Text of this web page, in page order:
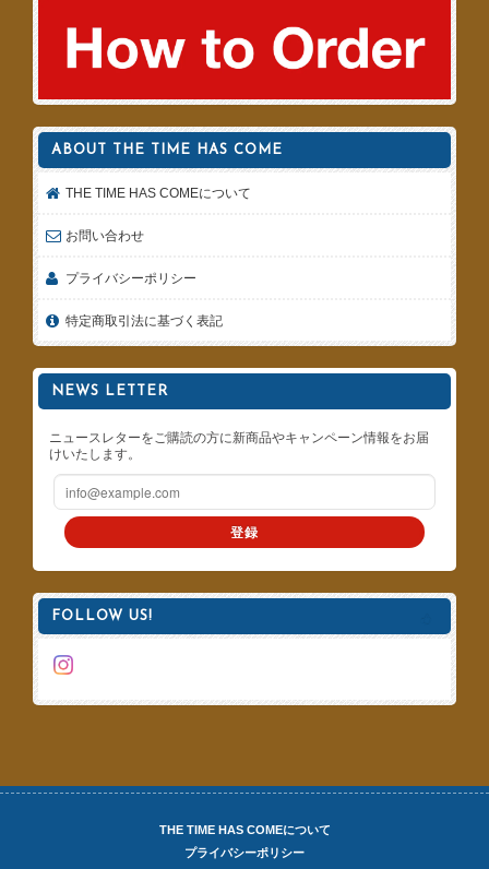
ABOUT THE TIME HAS COME
THE TIME HAS COMEについて
お問い合わせ
プライバシーポリシー
特定商取引法に基づく表記
NEWS LETTER
ニュースレターをご購読の方に新商品やキャンペーン情報をお届
けいたします。
登録
FOLLOW US!
THE TIME HAS COMEについて
プライバシーポリシー